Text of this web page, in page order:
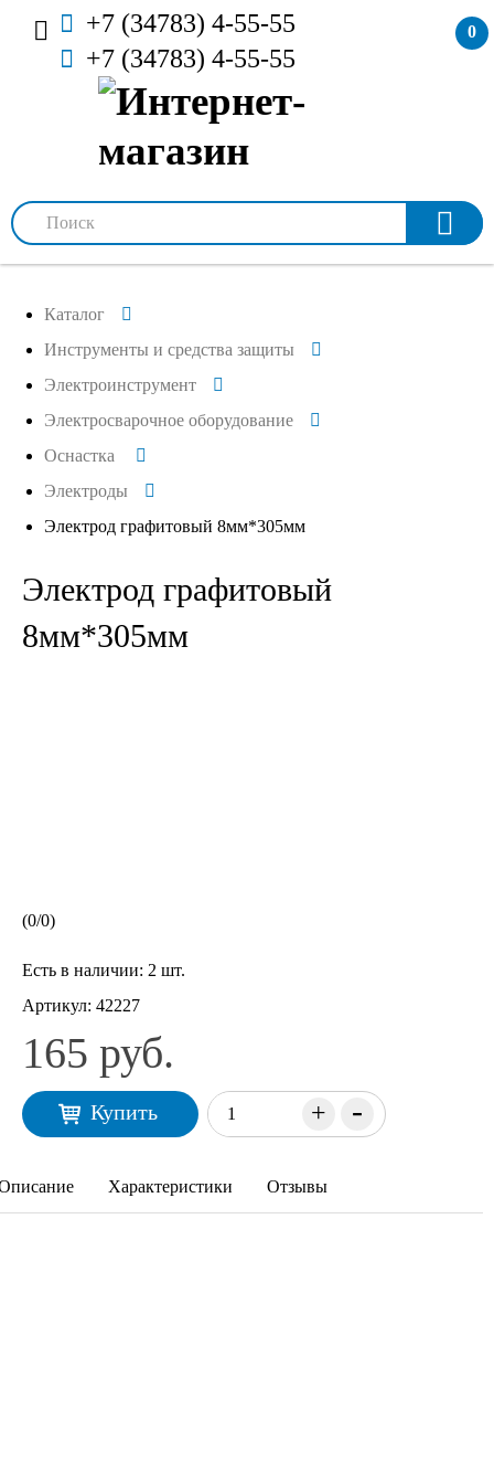
+7 (34783) 4-55-55
+7 (34783) 4-55-55
0
Каталог
Инструменты и средства защиты
Электроинструмент
Электросварочное оборудование
Оснастка
Электроды
Электрод графитовый 8мм*305мм
Электрод графитовый
8мм*305мм
(0/0)
Есть в наличии: 2 шт.
Артикул: 42227
165 руб.
+ -
Купить
Характеристики Отзывы